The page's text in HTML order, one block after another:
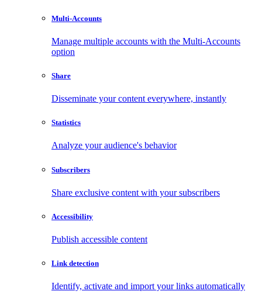
Multi-Accounts
Manage multiple accounts with the Multi-Accounts
option
Share
Disseminate your content everywhere, instantly
Statistics
Analyze your audience's behavior
Subscribers
Share exclusive content with your subscribers
Accessibility
Publish accessible content
Link detection
Identify, activate and import your links automatically